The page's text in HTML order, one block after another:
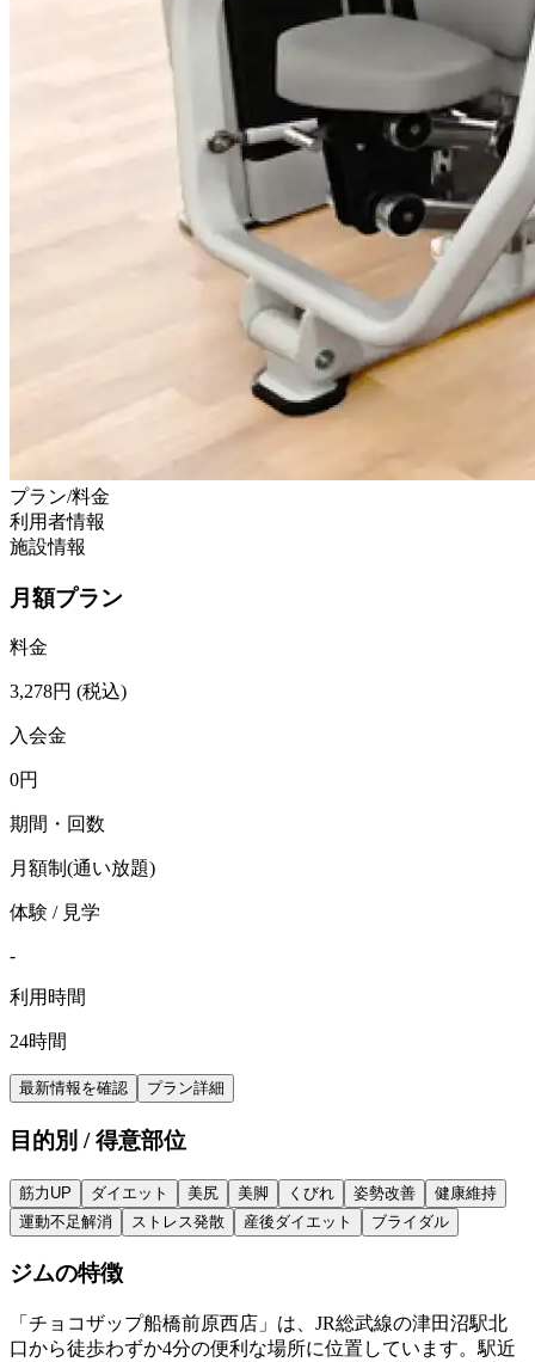
プラン/料金
利用者情報
施設情報
月額プラン
料金
3,278円 (税込)
入会金
0円
期間・回数
月額制(通い放題)
体験 / 見学
-
利用時間
24時間
最新情報を確認 プラン詳細
目的別 / 得意部位
筋力UP ダイエット 美尻 美脚 くびれ 姿勢改善
健康維持
運動不足解消
ストレス発散 産後ダイエット ブライダル
ジムの特徴
「チョコザップ船橋前原西店」は、JR総武線の津田沼駅北
口から徒歩わずか4分の便利な場所に位置しています。駅近